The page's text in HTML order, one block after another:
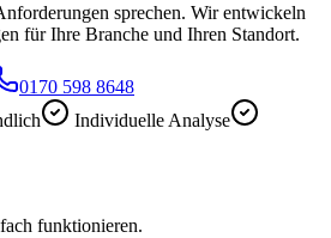
sprechen. Wir entwickeln
für Ihre Branche und Ihren Standort.
0170 598 8648
Individuelle Analyse
funktionieren.